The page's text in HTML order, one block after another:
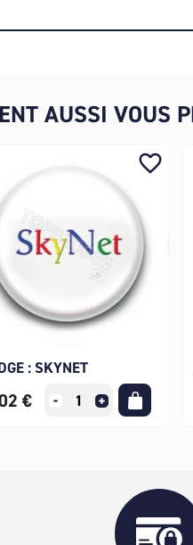
AUSSI VOUS
: SKYNET
€
favorite_border